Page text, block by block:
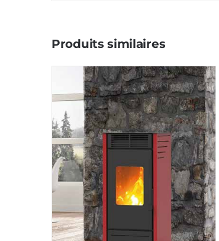
Produits similaires